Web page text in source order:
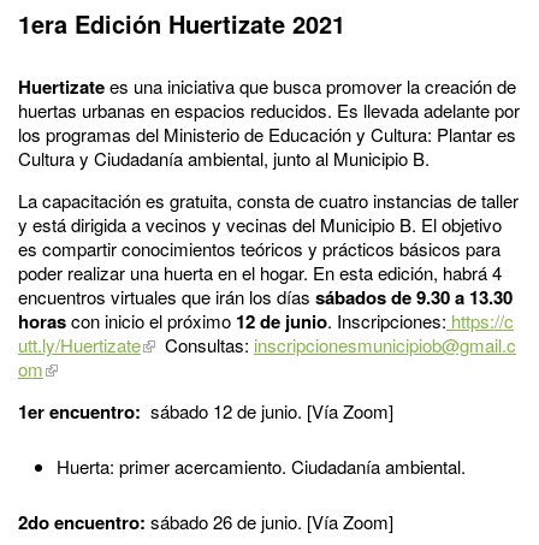
1era Edición Huertizate 2021
Huertizatees una iniciativa que busca promover la creación de
huertas urbanas en espacios reducidos. Es llevada adelante por
los programas del Ministerio de Educación y Cultura: Plantar es
Cultura y Ciudadanía ambiental, junto al Municipio B.
La capacitación es gratuita, consta de cuatro instancias de taller
y está dirigida a vecinos y vecinas del Municipio B. El objetivo
es compartir conocimientos teóricos y prácticos básicos para
poder realizar una huerta en el hogar. En esta edición, habrá 4
encuentros virtuales que irán los días sábados de 9.30 a 13.30
horascon inicio el próximo 12 de junio. Inscripciones: https://c
utt.ly/Huertizate
Consultas: inscripcionesmunicipiob@gmail.c
om
1er encuentro: sábado 12 de junio. [Vía Zoom]
Huerta: primer acercamiento. Ciudadanía ambiental.
2do encuentro: sábado 26 de junio. [Vía Zoom]